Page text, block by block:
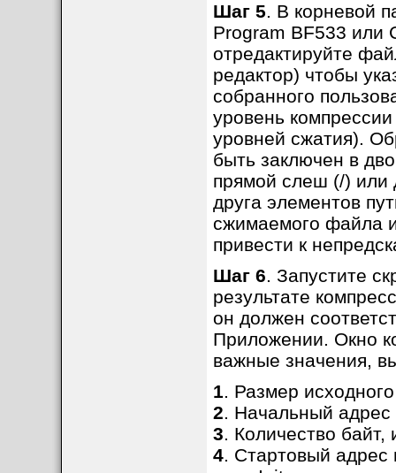
Шаг 5. В корневой
Program BF533 или
отредактируйте
редактор) чтобы
собранного
уровень
уровней сжатия).
быть заключен в
прямой слеш (/) или
друга элементов
сжимаемого файла
привести к
Шаг 6. Запустите
результате
он должен
Приложении. Окно
важные значения,
1. Размер
2. Начальный
3. Количество
4. Стартовый адрес